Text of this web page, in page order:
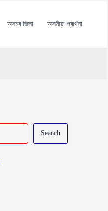
অসমৰ জিলা অসমীয়া প্ৰাৰ্থনা
Search